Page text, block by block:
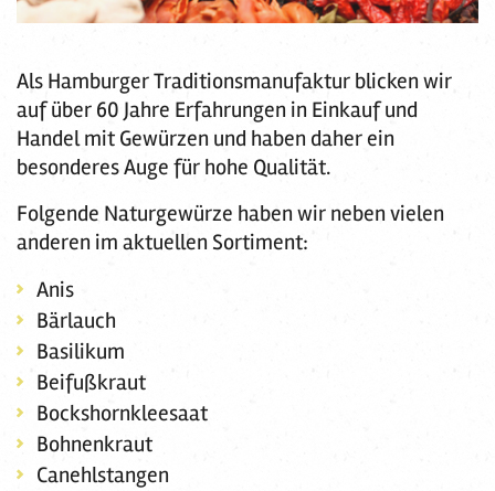
Als Hamburger Traditionsmanufaktur blicken wir
auf über 60 Jahre Erfahrungen in Einkauf und
Handel mit Gewürzen und haben daher ein
besonderes Auge für hohe Qualität.
Folgende Naturgewürze haben wir neben vielen
anderen im aktuellen Sortiment:
Anis
Bärlauch
Basilikum
Beifußkraut
Bockshornkleesaat
Bohnenkraut
Canehlstangen